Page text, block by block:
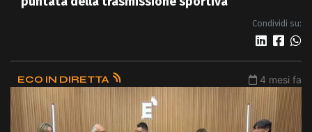
Condividi su:
ECO IN DIRETTA 4 mesi fa